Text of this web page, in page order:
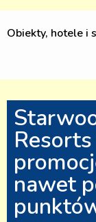
Obiekty, hotele i
nawet